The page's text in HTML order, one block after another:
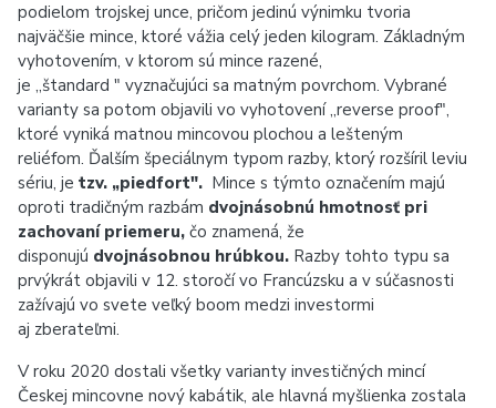
podielom trojskej unce, pričom jedinú výnimku tvoria
najväčšie mince, ktoré vážia celý jeden kilogram. Základným
vyhotovením, v ktorom sú mince razené,
je „štandard " vyznačujúci sa matným povrchom. Vybrané
varianty sa potom objavili vo vyhotovení „reverse proof",
ktoré vyniká matnou mincovou plochou a lešteným
reliéfom. Ďalším špeciálnym typom razby, ktorý rozšíril leviu
sériu, je tzv. „piedfort". Mince s týmto označením majú
oproti tradičným razbám dvojnásobnú hmotnosť pri
zachovaní priemeru, čo znamená, že
disponujú dvojnásobnou hrúbkou. Razby tohto typu sa
prvýkrát objavili v 12. storočí vo Francúzsku a v súčasnosti
zažívajú vo svete veľký boom medzi investormi
aj zberateľmi.
V roku 2020 dostali všetky varianty investičných mincí
Českej mincovne nový kabátik, ale hlavná myšlienka zostala